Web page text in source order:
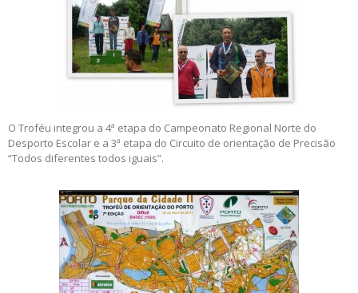
O Troféu integrou a 4ª etapa do Campeonato Regional Norte do
Desporto Escolar e a 3ª etapa do Circuito de orientação de Precisão
“Todos diferentes todos iguais”.